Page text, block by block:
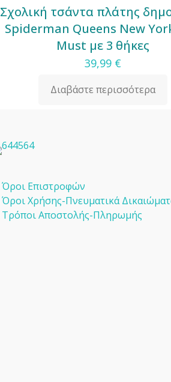
Σχολική τσάντα πλάτης
Spiderman Queens New
Must με 3 θήκες
39,99 €
Διαβάστε περισσότερα
Όροι Επιστροφών
Όροι Χρήσης-Πνευματικά
Τρόποι Αποστολής-Πληρωμής